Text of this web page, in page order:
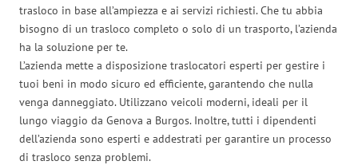
trasloco in base all’ampiezza e ai servizi richiesti. Che tu abbia
bisogno di un trasloco completo o solo di un trasporto, l’azienda
ha la soluzione per te.
L’azienda mette a disposizione traslocatori esperti per gestire i
tuoi beni in modo sicuro ed efficiente, garantendo che nulla
venga danneggiato. Utilizzano veicoli moderni, ideali per il
lungo viaggio da Genova a Burgos. Inoltre, tutti i dipendenti
dell’azienda sono esperti e addestrati per garantire un processo
di trasloco senza problemi.